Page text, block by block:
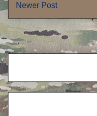
Newer Post